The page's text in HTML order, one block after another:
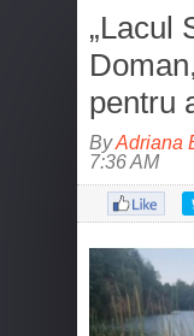
„Lacul
pentru
ByAdriana
7:36 AM